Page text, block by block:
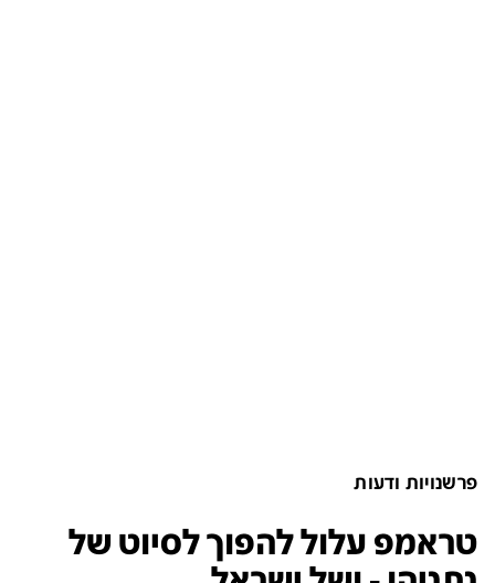
פרשנויות ודעות
טראמפ עלול להפוך לסיוט של